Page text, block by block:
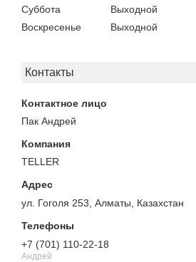
Суббота
Выходной
Воскресенье
Выходной
Контакты
Пак Андрей
TELLER
ул. Гоголя 253, Алматы, Казахстан
+7 (701) 110-22-18
Андрей